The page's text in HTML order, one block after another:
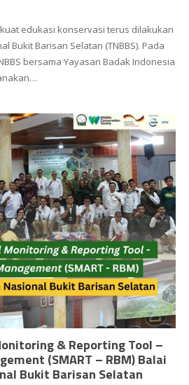
edukasi konservasi terus dilakukan
Bukit Barisan Selatan (TNBBS). Pada
bersama Yayasan Badak Indonesia
& Reporting Tool –
(SMART – RBM) Balai
Bukit Barisan Selatan